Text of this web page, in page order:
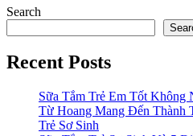
Search
Recent Posts
Sữa Tắm Trẻ Em Tốt Không
Từ Hoang Mang Đến Thành
Trẻ Sơ Sinh